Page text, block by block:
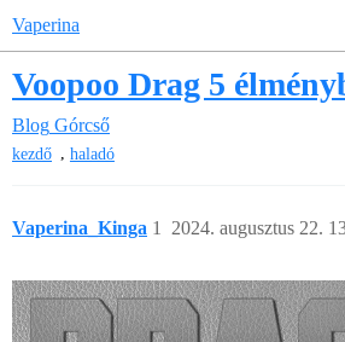
Vaperina
Voopoo Drag 5
Blog Górcső
kezdő , haladó
Vaperina_Kinga 2024. augusztus 22.
1